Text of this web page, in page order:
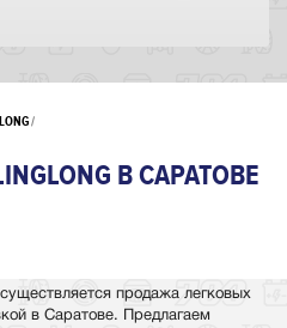
В САРАТОВЕ
продажа легковых
в Саратове. Предлагаем